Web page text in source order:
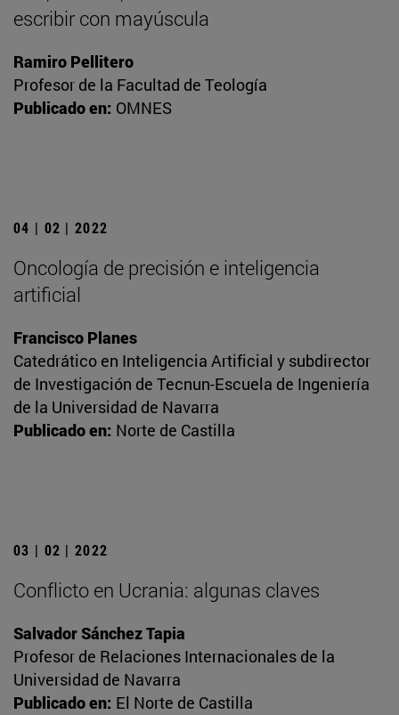
escribir con mayúscula
Ramiro Pellitero
Profesor de la Facultad de Teología
Publicado en: OMNES
04 | 02 | 2022
Oncología de precisión e inteligencia
artificial
Francisco Planes
Catedrático en Inteligencia Artificial y subdirector
de Investigación de Tecnun-Escuela de Ingeniería
de la Universidad de Navarra
Publicado en: Norte de Castilla
03 | 02 | 2022
Conflicto en Ucrania: algunas claves
Salvador Sánchez Tapia
Profesor de Relaciones Internacionales de la
Universidad de Navarra
Publicado en: El Norte de Castilla